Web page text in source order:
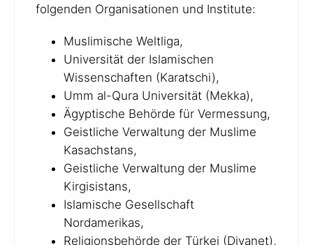
folgenden Organisationen und Institute:
Muslimische Weltliga,
Universität der Islamischen
Wissenschaften (Karatschi),
Umm al-Qura Universität (Mekka),
Ägyptische Behörde für Vermessung,
Geistliche Verwaltung der Muslime
Kasachstans,
Geistliche Verwaltung der Muslime
Kirgisistans,
Islamische Gesellschaft
Nordamerikas,
Religionsbehörde der Türkei (Diyanet),